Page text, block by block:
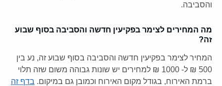
והסביבה.
מה המחירים לצימר בפקיעין חדשה והסביבה בסוף שבוע
זה?
המחיר לצימר בפקיעין חדשה והסביבה בסוף שבוע זה, נע בין
500 ₪ ל- 1000 ₪ למחירים יש שונות גבוהה משום שזה תלוי
ברמת האירוח, בגודל מקום האירוח וכמובן גם במיקום. בדף זה